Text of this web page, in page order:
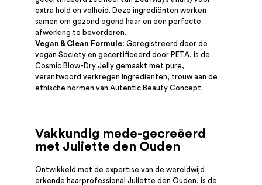
extra hold en volheid. Deze ingrediënten werken
samen om gezond ogend haar en een perfecte
afwerking te bevorderen.
Vegan & Clean Formule: Geregistreerd door de
vegan Society en gecertificeerd door PETA, is de
Cosmic Blow-Dry Jelly gemaakt met pure,
verantwoord verkregen ingrediënten, trouw aan de
ethische normen van Autentic Beauty Concept.
Vakkundig mede-gecreëerd
met Juliette den Ouden
Ontwikkeld met de expertise van de wereldwijd
erkende haarprofessional Juliette den Ouden, is de